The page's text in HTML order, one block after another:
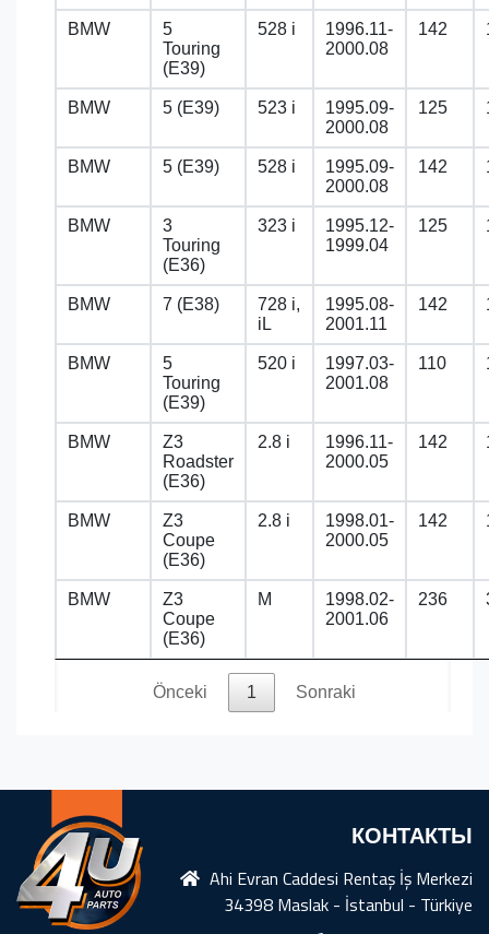
BMW
5
Touring
(E39)
528 i
1996.11-
2000.08
142
BMW 5 (E39) 523 i
1995.09-
2000.08
125
BMW 5 (E39) 528 i
1995.09-
2000.08
142
BMW
3
Touring
(E36)
323 i
1995.12-
1999.04
125
BMW 7 (E38)
728 i,
iL
1995.08-
2001.11
142
BMW
5
Touring
(E39)
520 i
1997.03-
2001.08
110
BMW
Z3
Roadster
(E36)
2.8 i
1996.11-
2000.05
142
BMW
Z3
Coupe
(E36)
2.8 i
1998.01-
2000.05
142
BMW
Z3
Coupe
(E36)
M
1998.02-
2001.06
236
Önceki 1 Sonraki
КОНТАКТЫ
Ahi Evran Caddesi Rentaş İş Merkezi
34398 Maslak - İstanbul - Türkiye